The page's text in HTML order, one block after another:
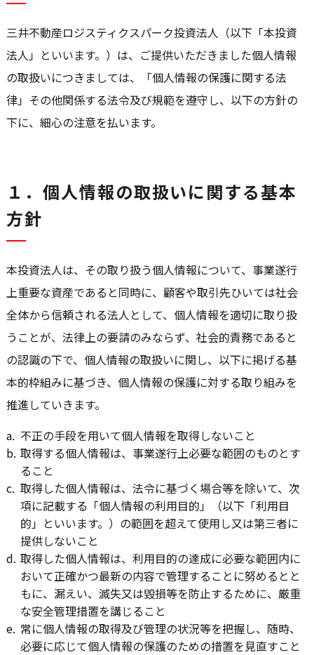
三井不動産ロジスティクスパーク投資法人（以下「本投資
法人」といいます。）は、ご提供いただきました個人情報
の取扱いにつきましては、「個人情報の保護に関する法
律」その他関係する法令及び規範を遵守し、以下の方針の
下に、細心の注意を払います。
１．個人情報の取扱いに関する基本
方針
本投資法人は、その取り扱う個人情報について、事業遂行
上重要な資産であると同時に、顧客や取引先ひいては社会
全体から信頼される法人として、個人情報を適切に取り扱
うことが、法律上の要請のみならず、社会的責務であると
の認識の下で、個人情報の取扱いに関し、以下に掲げる基
本的枠組みに基づき、個人情報の保護に対する取り組みを
推進していきます。
a. 不正の手段を用いて個人情報を取得しないこと
b. 取得する個人情報は、事業遂行上必要な範囲のものとす
ること
c. 取得した個人情報は、法令に基づく場合等を除いて、次
項に記載する「個人情報の利用目的」（以下「利用目
的」といいます。）の範囲を超えて使用し又は第三者に
提供しないこと
d. 取得した個人情報は、利用目的の達成に必要な範囲内に
おいて正確かつ最新の内容で管理することに努めるとと
もに、漏えい、滅失又は毀損等を防止するために、厳重
な安全管理措置を講じること
e. 常に個人情報の取得及び管理の状況等を把握し、随時、
必要に応じて個人情報の保護のための措置を見直すこと